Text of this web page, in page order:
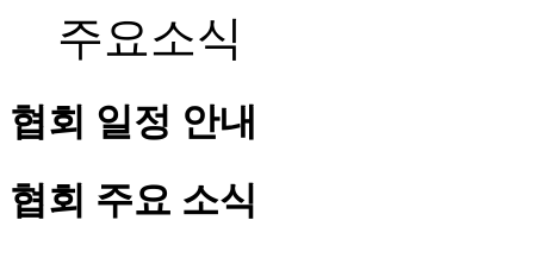
주요소식
협회 일정 안내
협회 주요 소식